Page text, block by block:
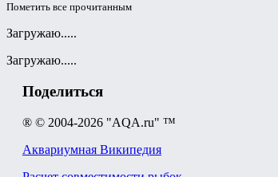
Пометить все прочитанным
Загружаю.....
Загружаю.....
Поделиться
® © 2004-2026 "AQA.ru" ™
Аквариумная Википедия